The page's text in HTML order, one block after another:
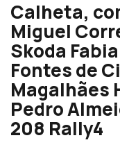
Calheta,
Miguel
Skoda
Fontes de
Magalhães
Pedro
208 Rally4